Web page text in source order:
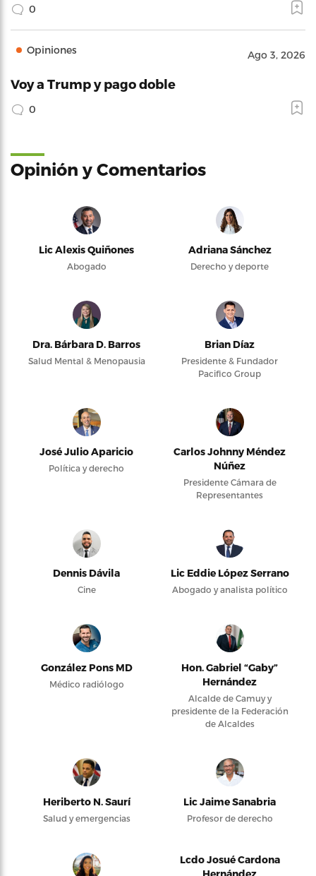
0
Opiniones Ago 3, 2026
Voy a Trump y pago doble
0
Opinión y Comentarios
Lic Alexis Quiñones
Abogado
Adriana Sánchez
Derecho y deporte
Dra. Bárbara D. Barros
Salud Mental & Menopausia
Brian Díaz
Presidente & Fundador
Pacifico Group
José Julio Aparicio
Política y derecho
Carlos Johnny Méndez
Núñez
Presidente Cámara de
Representantes
Dennis Dávila
Cine
Lic Eddie López Serrano
Abogado y analista político
González Pons MD
Médico radiólogo
Hon. Gabriel “Gaby”
Hernández
Alcalde de Camuy y
presidente de la Federación
de Alcaldes
Heriberto N. Saurí
Salud y emergencias
Lic Jaime Sanabria
Profesor de derecho
Lcdo Josué Cardona
Hernández